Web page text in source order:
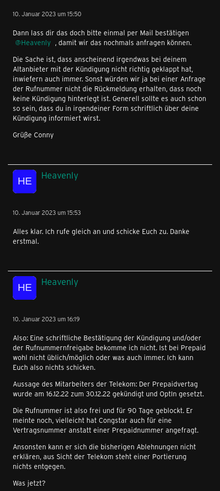
10. Januar 2023 um 15:50
Dann lass dir das doch bitte einmal per Mail bestätigen
Heavenly , damit wir das nochmals anfragen können.
Die Sache ist, dass anscheinend irgendwas bei deinem
Altanbieter mit der Kündigung nicht richtig geklappt hat,
inwiefern auch immer. Sonst würden wir ja bei einer Anfrage
der Rufnummer nicht die Rückmeldung erhalten, dass noch
keine Kündigung hinterlegt ist. Generell sollte es auch schon
so sein, dass du in irgendeiner Form schriftlich über deine
Kündigung informiert wirst.
Grüße Conny
Heavenly
10. Januar 2023 um 15:53
Alles klar. Ich rufe gleich an und schicke Euch zu. Danke
erstmal.
Heavenly
10. Januar 2023 um 16:19
Also: Eine schriftliche Bestätigung der Kündigung und/oder
der Rufnummernfreigabe bekomme ich nicht. Ist bei Prepaid
wohl nicht üblich/möglich oder was auch immer. Ich kann
Euch also nichts schicken.
Aussage des Mitarbeiters der Telekom: Der Prepaidvertag
wurde am 16.12.22 zum 30.12.22 gekündigt und OptIn gesetzt.
Die Rufnummer ist also frei und für 90 Tage geblockt. Er
meinte noch, vielleicht hat Congstar auch für eine
Vertragsnummer anstatt einer Prepaidnummer angefragt.
Ansonsten kann er sich die bisherigen Ablehnungen nicht
erklären, aus Sicht der Telekom steht einer Portierung
nichts entgegen.
Was jetzt?